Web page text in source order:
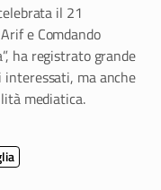
il 21
e Comdando
ha registrato grande
interessati, ma anche
mediatica.